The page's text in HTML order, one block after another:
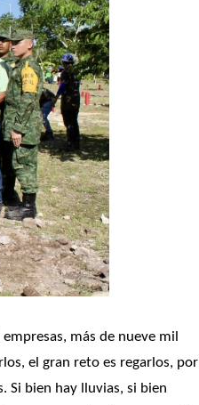
más de nueve mil
el gran reto es regarlos, por
Si bien hay lluvias, si bien